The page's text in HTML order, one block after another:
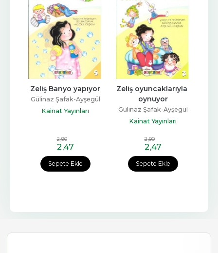
Sepete Ekle
Zeliş Banyo yapıyor
Gülinaz Şafak-Ayşegül
Coşkun
Kainat Yayınları
2,90
2,47
Sepete Ekle
Zeliş oyuncaklarıyla
oynuyor
Gülinaz Şafak-Ayşegül
Coşkun
Kainat Yayınları
2,90
2,47